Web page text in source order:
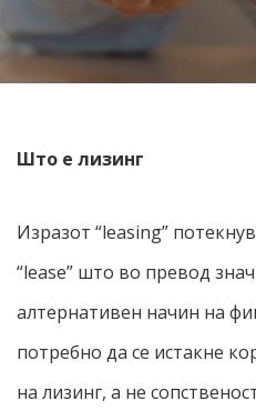
Што е лизинг
Изразот “leasing”
“lease” што во превод
алтернативен начин на
потребно да се истакне
на лизинг, а не